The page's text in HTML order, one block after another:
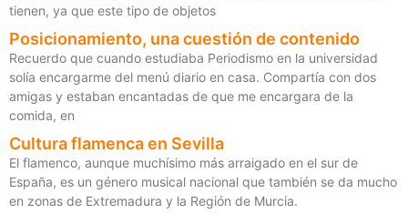
tienen, ya que este tipo de objetos
Posicionamiento, una cuestión de contenido
Recuerdo que cuando estudiaba Periodismo en la universidad
solía encargarme del menú diario en casa. Compartía con dos
amigas y estaban encantadas de que me encargara de la
comida, en
Cultura flamenca en Sevilla
El flamenco, aunque muchísimo más arraigado en el sur de
España, es un género musical nacional que también se da mucho
en zonas de Extremadura y la Región de Murcia.